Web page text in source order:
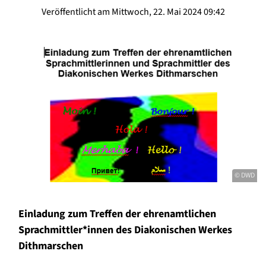
Veröffentlicht am Mittwoch, 22. Mai 2024 09:42
© DWD
Einladung zum Treffen der ehrenamtlichen
Sprachmittler*innen des Diakonischen Werkes
Dithmarschen